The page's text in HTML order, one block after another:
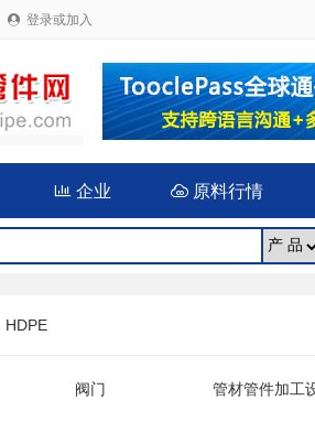
 登录或加入
 企业 原料行情
HDPE
阀门
管材管件加工